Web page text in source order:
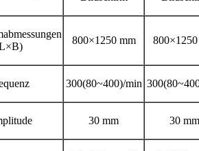
800×1250 mm
300(80~400)/min
30 mm 30 mm